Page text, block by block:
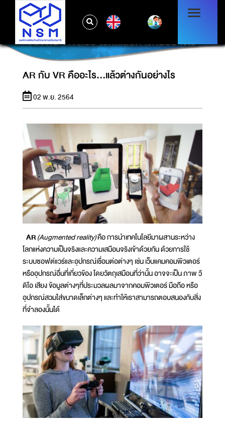
AR กับ VR คืออะไร...แล้วต่างกันอย่างไร
AR กับ VR คืออะไร...แล้วต่างกันอย่างไร
02 พ.ย. 2564
AR(Augmented reality)คือ การนำเทคโนโลยีมาผสานระหว่าง
โลกแห่งความเป็นจริงและความเสมือนจริงเข้าด้วยกัน ด้วยการใช้
ระบบซอฟต์แวร์และอุปกรณ์เชื่อมต่อต่างๆ เช่น เว็บแคมคอมพิวเตอร์
หรืออุปกรณ์อื่นที่เกี่ยวข้อง โดยวัตถุเสมือนที่ว่านั้น อาจจะเป็น ภาพ วี
ดิโอ เสียง ข้อมูลต่างๆที่ประมวลผลมาจากคอมพิวเตอร์ มือถือ หรือ
อุปกรณ์สวมใส่ขนาดเล็กต่างๆ และทำให้เราสามารถตอบสนองกับสิ่ง
ที่จำลองนั้นได้